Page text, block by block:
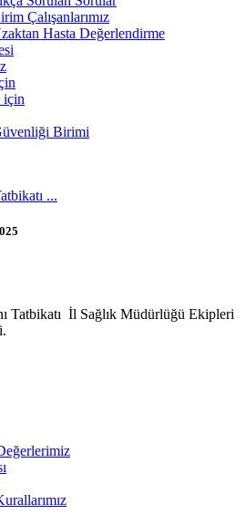
Çalışanlarımız
Hasta Değerlendirme
için
Birimi
...
Tatbikatı İl Sağlık Müdürlüğü Ekipleri